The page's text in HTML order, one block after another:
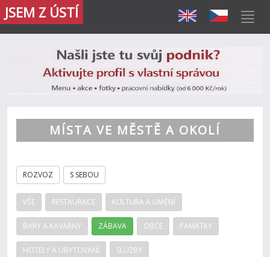
JSEM Z ÚSTÍ
MÍSTA VE MĚSTĚ A OKOLÍ
ROZVOZ S SEBOU
VŠE RESTAURACE KULTURA A UMĚNÍ
BARY A KAVÁRNY ZÁBAVA OBCE PAMÁTKY
HOTELY A UBYTOVÁNÍ SLUŽBY